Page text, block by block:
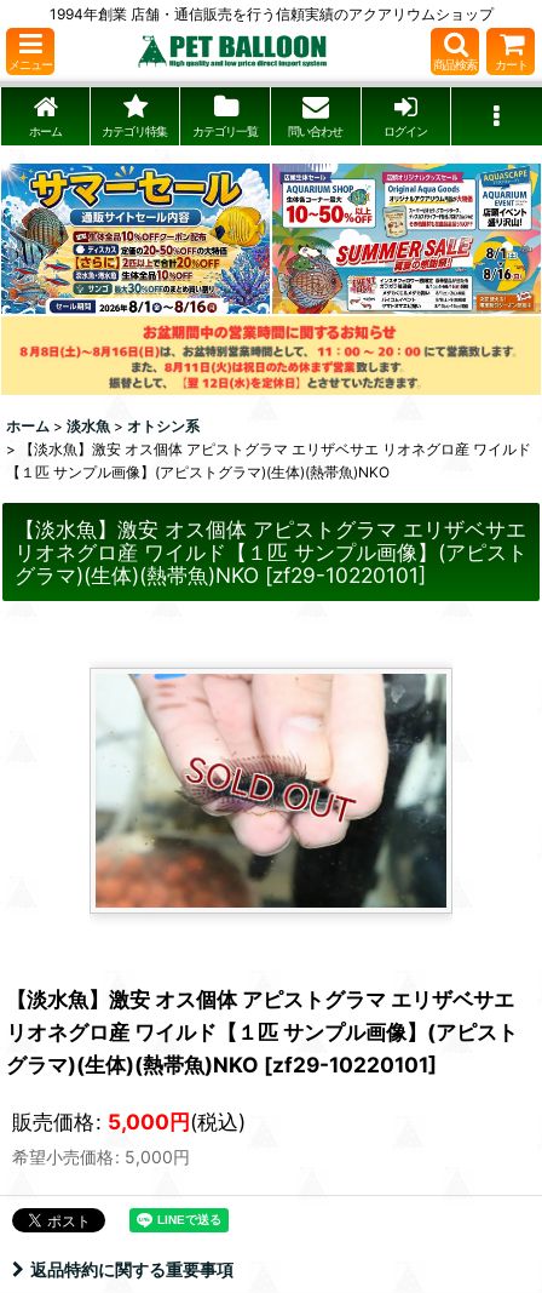
1994年創業 店舗・通信販売を行う信頼実績のアクアリウムショップ
メニュー 商品検索 カート
ホーム カテゴリ特集 カテゴリ一覧 問い合わせ ログイン
ホーム > 淡水魚 > オトシン系
>
【淡水魚】激安 オス個体 アピストグラマ エリザベサエ リオネグロ産 ワイルド
【１匹 サンプル画像】(アピストグラマ)(生体)(熱帯魚)NKO
【淡水魚】激安 オス個体 アピストグラマ エリザベサエ
リオネグロ産 ワイルド【１匹 サンプル画像】(アピスト
グラマ)(生体)(熱帯魚)NKO [zf29-10220101]
【淡水魚】激安 オス個体 アピストグラマ エリザベサエ
リオネグロ産 ワイルド【１匹 サンプル画像】(アピスト
グラマ)(生体)(熱帯魚)NKO [zf29-10220101]
販売価格: 5,000円(税込)
希望小売価格: 5,000円
返品特約に関する重要事項